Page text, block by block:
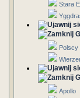
Stara
Polscy
Apollo